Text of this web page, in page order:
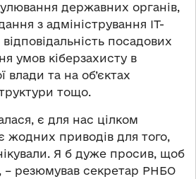
державних органів,
з адміністрування ІТ-
посадових
умов кіберзахисту в
влади та на об’єктах
тощо.
є для нас цілком
жодних приводів для того,
Я б дуже просив, щоб
– резюмував секретар РНБО